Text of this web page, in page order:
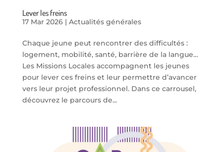
Lever les freins
17 Mar 2026| Actualités générales
Chaque jeune peut rencontrer des difficultés :
logement, mobilité, santé, barrière de la langue…
Les Missions Locales accompagnent les jeunes
pour lever ces freins et leur permettre d’avancer
vers leur projet professionnel. Dans ce carrousel,
découvrez le parcours de...